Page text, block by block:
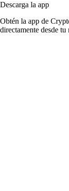
Descarga la app
Obtén la app de
directamente desde tu